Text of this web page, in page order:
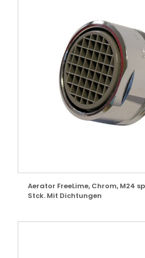
Aerator FreeLime, Chrom, M24
Stck. Mit Dichtungen